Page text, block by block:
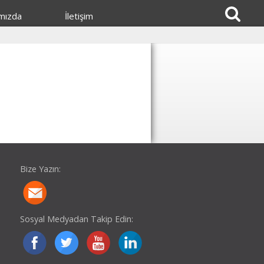
İletişim
Bize Yazın:
Sosyal Medyadan Takip Edin: